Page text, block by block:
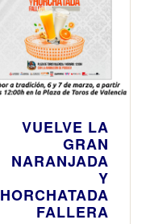
VUELVE LA
GRAN
NARANJADA
Y
HORCHATADA
FALLERA